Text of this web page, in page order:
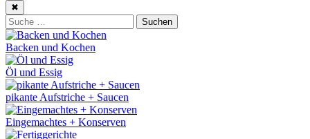
✖
Suche: Suchen
Backen und Kochen
Öl und Essig
pikante Aufstriche + Saucen
Eingemachtes + Konserven